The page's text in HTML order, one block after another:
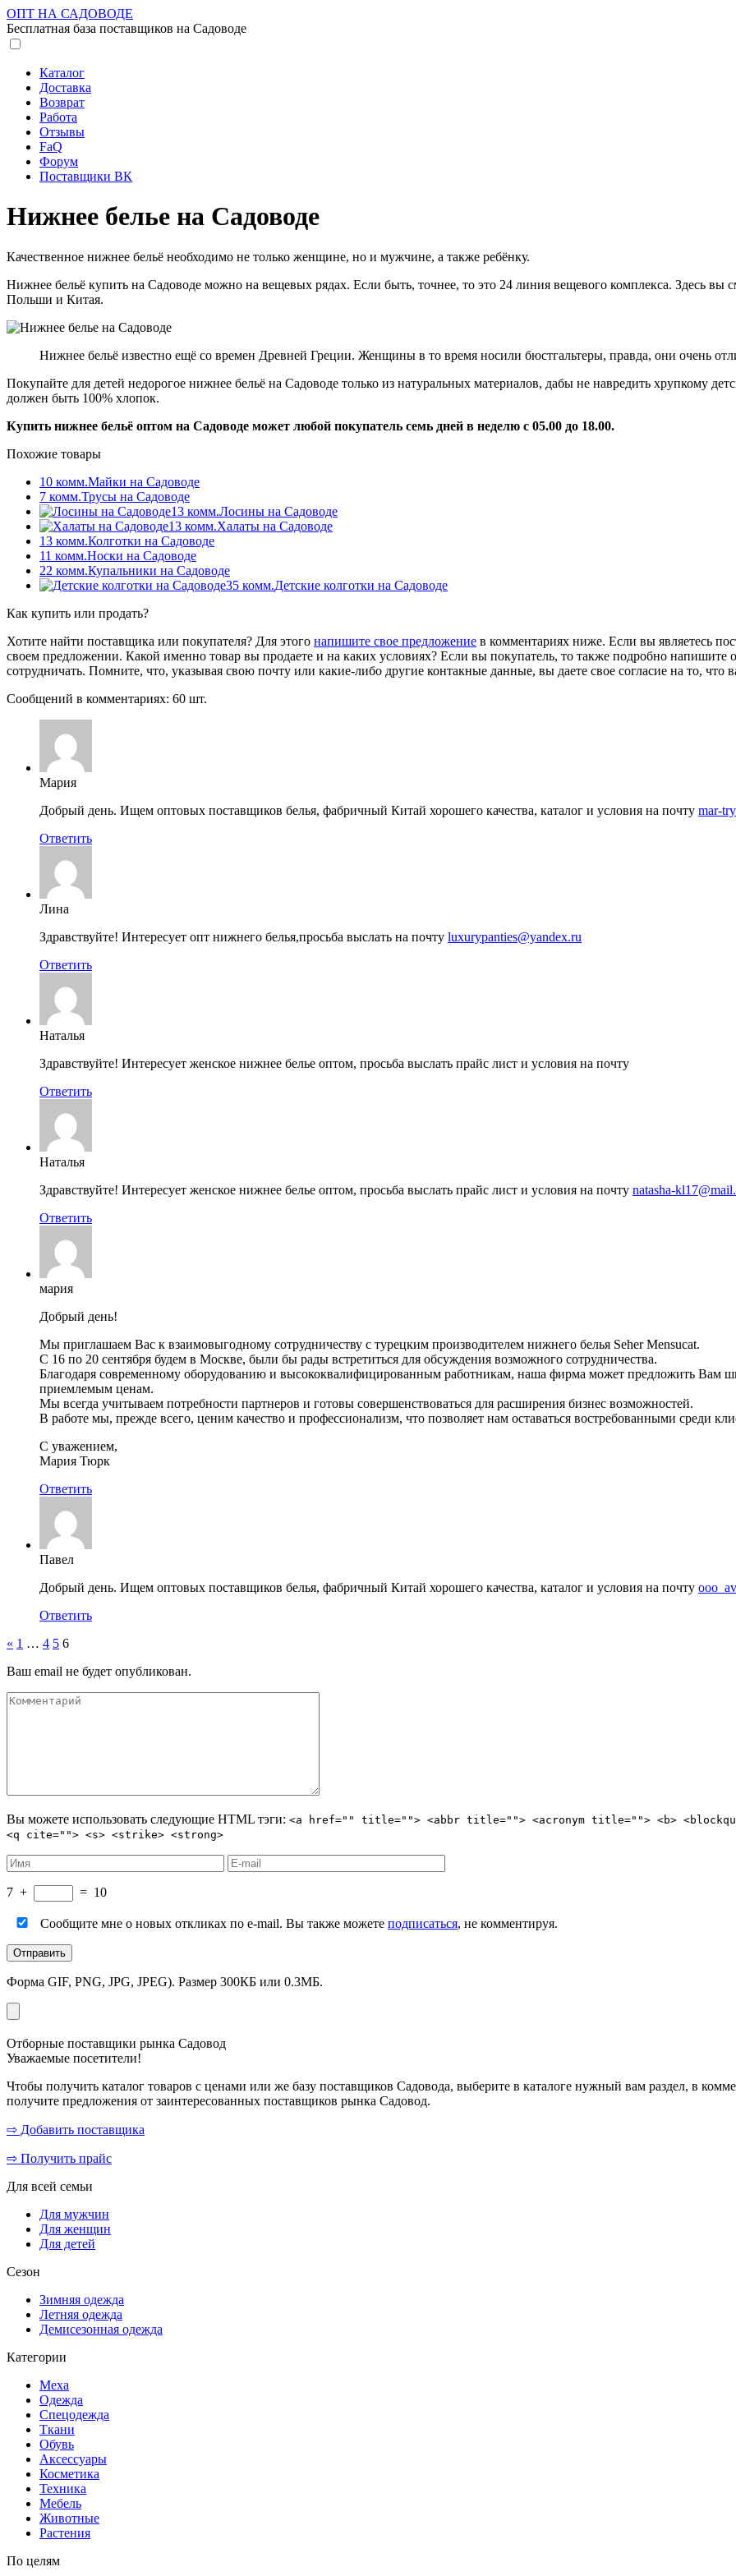
ОПТ НА САДОВОДЕ
Бесплатная база поставщиков на Садоводе
Каталог
Доставка
Возврат
Работа
Отзывы
FaQ
Форум
Поставщики ВК
Нижнее белье на Садоводе
Качественное нижнее бельё необходимо не только женщине, но и мужчине, а также ребёнку.
Нижнее бельё купить на Садоводе можно на вещевых рядах. Если быть, точнее, то это 24 линия вещевого комплекса. Здесь
Польши и Китая.
Нижнее бельё известно ещё со времен Древней Греции. Женщины в то время носили бюстгальтеры, правда, они очень
Покупайте для детей недорогое нижнее бельё на Садоводе только из натуральных материалов, дабы не навредить хрупкому
должен быть 100% хлопок.
Купить нижнее бельё оптом на Садоводе может любой покупатель семь дней в неделю с 05.00 до 18.00.
Похожие товары
10 комм.Майки на Садоводе
7 комм.Трусы на Садоводе
13 комм.Лосины на Садоводе
13 комм.Халаты на Садоводе
13 комм.Колготки на Садоводе
11 комм.Носки на Садоводе
22 комм.Купальники на Садоводе
35 комм.Детские колготки на Садоводе
Как купить или продать?
Хотите найти поставщика или покупателя? Для этого напишите свое предложение в комментариях ниже. Если вы являетесь
своем предложении. Какой именно товар вы продаете и на каких условиях? Если вы покупатель, то также подробно напишите
сотрудничать. Помните, что, указывая свою почту или какие-либо другие контакные данные, вы даете свое согласие на то, что
Сообщений в комментариях: 60 шт.
Мария
Добрый день. Ищем оптовых поставщиков белья, фабричный Китай хорошего качества, каталог и условия на почту mar-
Ответить
Лина
Здравствуйте! Интересует опт нижнего белья,просьба выслать на почту luxurypanties@yandex.ru
Ответить
Наталья
Здравствуйте! Интересует женское нижнее белье оптом, просьба выслать прайс лист и условия на почту
Ответить
Наталья
Здравствуйте! Интересует женское нижнее белье оптом, просьба выслать прайс лист и условия на почту natasha-
Ответить
мария
Добрый день!
Мы приглашаем Вас к взаимовыгодному сотрудничеству с турецким производителем нижнего белья Seher Mensucat.
С 16 по 20 сентября будем в Москве, были бы рады встретиться для обсуждения возможного сотрудничества.
Благодаря современному оборудованию и высококвалифицированным работникам, наша фирма может предложить Вам
приемлемым ценам.
Мы всегда учитываем потребности партнеров и готовы совершенствоваться для расширения бизнес возможностей.
В работе мы, прежде всего, ценим качество и профессионализм, что позволяет нам оставаться востребованными среди
С уважением,
Мария Тюрк
Ответить
Павел
Добрый день. Ищем оптовых поставщиков белья, фабричный Китай хорошего качества, каталог и условия на почту
Ответить
« 1 … 4 5 6
Ваш email не будет опубликован.
Вы можете использовать следующие HTML тэги: <a href="" title=""> <abbr title=""> <acronym title=""> <b>
<q cite=""> <s> <strike> <strong>
7 + = 10
Сообщите мне о новых откликах по e-mail. Вы также можете подписаться, не комментируя.
Форма GIF, PNG, JPG, JPEG). Размер 300КБ или 0.3МБ.
Отборные поставщики рынка Садовод
Уважаемые посетители!
Чтобы получить каталог товаров с ценами или же базу поставщиков Садовода, выберите в каталоге нужный вам раздел, в
получите предложения от заинтересованных поставщиков рынка Садовод.
⇨ Добавить поставщика
⇨ Получить прайс
Для всей семьи
Для мужчин
Для женщин
Для детей
Сезон
Зимняя одежда
Летняя одежда
Демисезонная одежда
Категории
Меха
Одежда
Спецодежда
Ткани
Обувь
Аксессуары
Косметика
Техника
Мебель
Животные
Растения
По целям